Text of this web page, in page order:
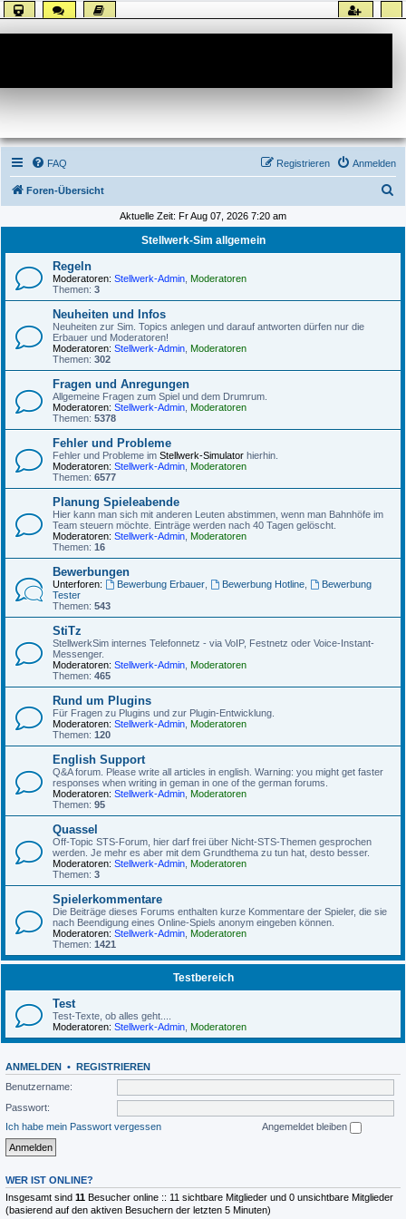
FAQ Anmelden
Registrieren
Foren-Übersicht
h
Aktuelle Zeit: Fr Aug 07, 2026 7:20 am
Stellwerk-Sim allgemein
Regeln
Moderatoren: Stellwerk-Admin Moderatoren
Themen: 3
Neuheiten und Infos
Neuheiten zur Sim. Topics anlegen und darauf antworten dürfen nur die
Erbauer und Moderatoren!
Moderatoren: Stellwerk-Admin Moderatoren
Themen: 302
Fragen und Anregungen
Allgemeine Fragen zum Spiel und dem Drumrum.
Moderatoren: Stellwerk-Admin Moderatoren
Themen: 5378
Fehler und Probleme
Fehler und Probleme im Stellwerk-Simulator hierhin.
Moderatoren: Stellwerk-Admin Moderatoren
Themen: 6577
Planung Spieleabende
Hier kann man sich mit anderen Leuten abstimmen, wenn man Bahnhöfe im
Team steuern möchte. Einträge werden nach 40 Tagen gelöscht.
Moderatoren: Stellwerk-Admin Moderatoren
Themen: 16
Bewerbungen
Unterforen: Bewerbung Erbauer, Bewerbung Hotline,
Bewerbung
Tester
Themen: 543
StiTz
StellwerkSim internes Telefonnetz - via VoIP, Festnetz oder Voice-Instant-
Messenger.
Moderatoren: Stellwerk-Admin Moderatoren
Themen: 465
Rund um Plugins
Für Fragen zu Plugins und zur Plugin-Entwicklung.
Moderatoren: Stellwerk-Admin Moderatoren
Themen: 120
English Support
Q&A forum. Please write all articles in english. Warning: you might get faster
responses when writing in geman in one of the german forums.
Moderatoren: Stellwerk-Admin Moderatoren
Themen: 95
Quassel
Off-Topic STS-Forum, hier darf frei über Nicht-STS-Themen gesprochen
werden. Je mehr es aber mit dem Grundthema zu tun hat, desto besser.
Moderatoren: Stellwerk-Admin Moderatoren
Themen: 3
Spielerkommentare
Die Beiträge dieses Forums enthalten kurze Kommentare der Spieler, die sie
nach Beendigung eines Online-Spiels anonym eingeben können.
Moderatoren: Stellwerk-Admin Moderatoren
Themen: 1421
Testbereich
Test
Test-Texte, ob alles geht....
Moderatoren: Stellwerk-Admin Moderatoren
ANMELDEN • REGISTRIEREN
Benutzername:
Passwort:
Ich habe mein Passwort vergessen
Angemeldet bleiben
WER IST ONLINE?
Insgesamt sind 11 Besucher online :: 11 sichtbare Mitglieder und 0 unsichtbare Mitglieder
(basierend auf den aktiven Besuchern der letzten 5 Minuten)